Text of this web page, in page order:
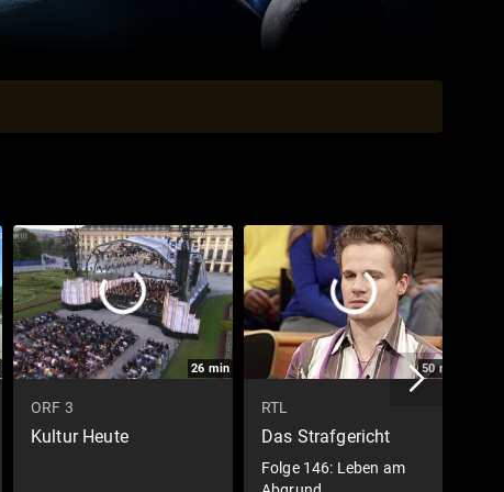
26 min
ORF 3
Kultur Heute
50min
RTL
Das Strafgericht
Folge 146: Leben am